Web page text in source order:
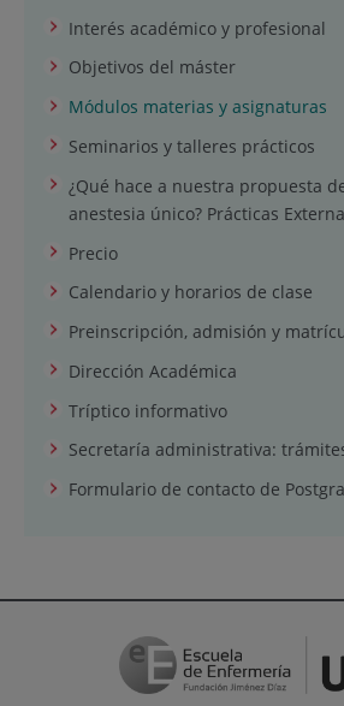
Interés académico y profesional
Objetivos del máster
Módulos materias y asignaturas
Seminarios y talleres prácticos
¿Qué hace a nuestra propuesta
anestesia único? Prácticas
Precio
Calendario y horarios de clase
Preinscripción, admisión y
Dirección Académica
Tríptico informativo
Secretaría administrativa:
Formulario de contacto de